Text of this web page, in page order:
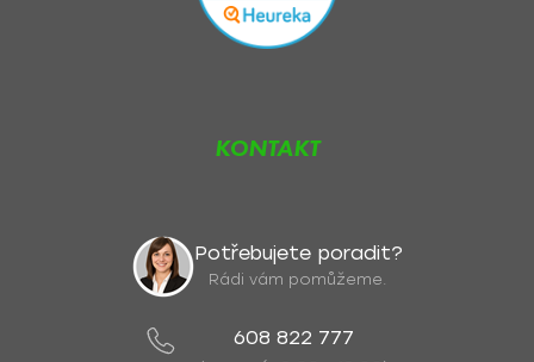
KONTAKT
Potřebujete poradit?
Rádi vám pomůžeme.
608 822 777